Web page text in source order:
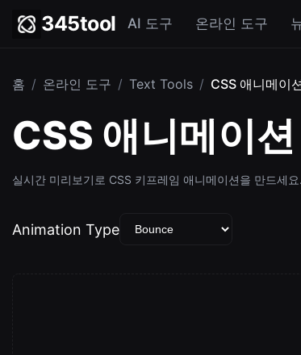
345tool AI 도구 온라인 도구
홈 / 온라인 도구 / Text Tools / CSS 애니메이
CSS 애니메이
실시간 미리보기로 CSS 키프레임 애니메이션을 만드세
Animation Type